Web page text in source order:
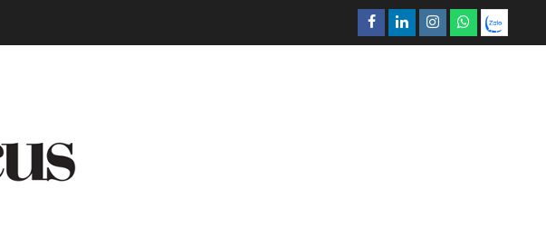
Facebook
LinkedinInstagram
What’sapp
Zalo